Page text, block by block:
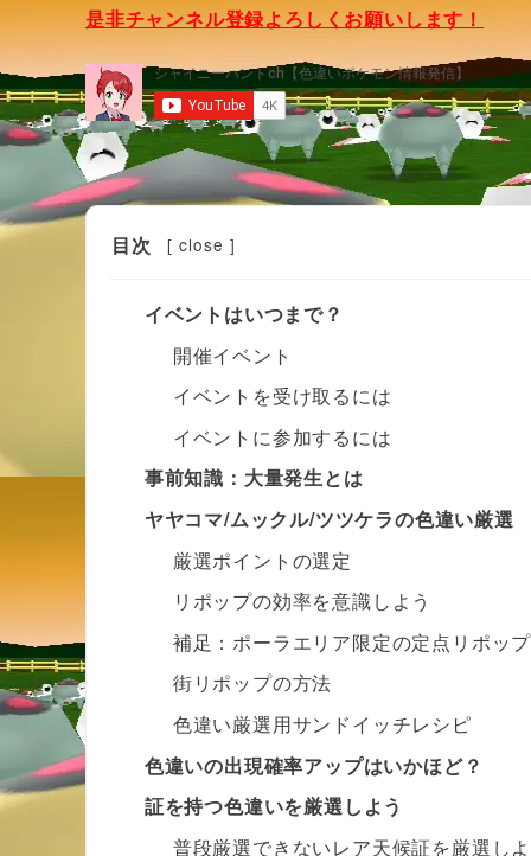
是非チャンネル登録よろしくお願いします！
目次 [ close ]
イベントはいつまで？
開催イベント
イベントを受け取るには
イベントに参加するには
事前知識：大量発生とは
ヤヤコマ/ムックル/ツツケラの色違い厳選
厳選ポイントの選定
リポップの効率を意識しよう
補足：ポーラエリア限定の定点リポップ
街リポップの方法
色違い厳選用サンドイッチレシピ
色違いの出現確率アップはいかほど？
証を持つ色違いを厳選しよう
普段厳選できないレア天候証を厳選し